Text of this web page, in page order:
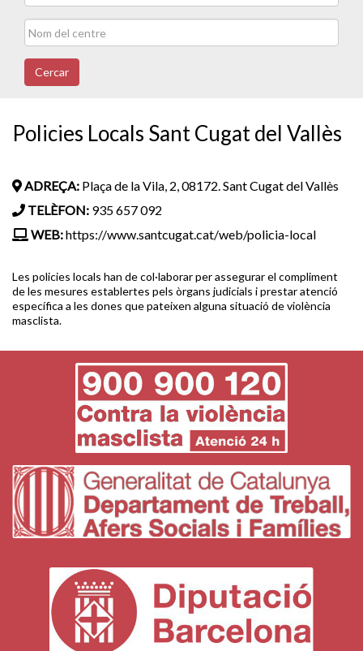
Cercar
Policies Locals Sant Cugat del Vallès
ADREÇA: Plaça de la Vila, 2, 08172. Sant Cugat del Vallès
TELÈFON: 935 657 092
WEB:https://www.santcugat.cat/web/policia-local
Les policies locals han de col·laborar per assegurar el compliment
de les mesures establertes pels òrgans judicials i prestar atenció
específica a les dones que pateixen alguna situació de violència
masclista.